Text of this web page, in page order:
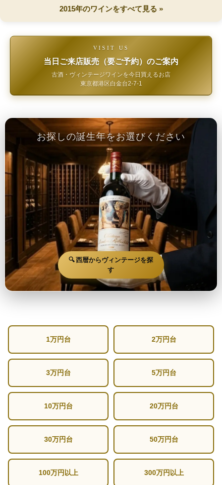
2015年のワインをすべて見る »
VISIT US
当日ご来店販売（要ご予約）のご案内
古酒・ヴィンテージワインを今日買えるお店
東京都港区白金台2-7-1
お探しの誕生年をお選びください
🔍 西暦からヴィンテージを探
す
1万円台 2万円台
3万円台 5万円台
10万円台 20万円台
30万円台 50万円台
100万円以上 300万円以上